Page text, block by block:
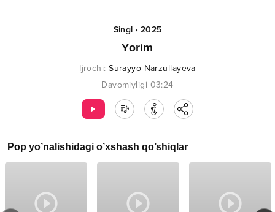
Singl•2025
Yorim
Ijrochi:Surayyo Narzullayeva
Davomiyligi 03:24
Pop yo’nalishidagi o’xshash qo’shiqlar